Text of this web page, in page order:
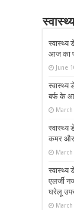
स्वास्थ्य
स्वास्थ्य
आज का
June
स्वास्थ्य
बर्फ के
स्वास्थ्य
कमर और
स्वास्थ्य
एलर्जी
घरेलू